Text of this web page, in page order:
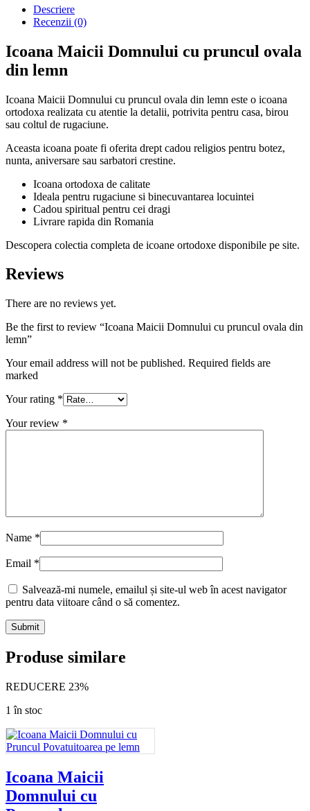
Descriere
Recenzii (0)
Icoana Maicii Domnului cu pruncul ovala
din lemn
Icoana Maicii Domnului cu pruncul ovala din lemn este o icoana
ortodoxa realizata cu atentie la detalii, potrivita pentru casa, birou
sau coltul de rugaciune.
Aceasta icoana poate fi oferita drept cadou religios pentru botez,
nunta, aniversare sau sarbatori crestine.
Icoana ortodoxa de calitate
Ideala pentru rugaciune si binecuvantarea locuintei
Cadou spiritual pentru cei dragi
Livrare rapida din Romania
Descopera colectia completa de icoane ortodoxe disponibile pe site.
Reviews
There are no reviews yet.
Be the first to review “Icoana Maicii Domnului cu pruncul ovala din
lemn”
Your email address will not be published. Required fields are
marked
Your rating *
Your review *
Name *
Email *
Salvează-mi numele, emailul și site-ul web în acest navigator
pentru data viitoare când o să comentez.
Produse similare
REDUCERE 23%
1 în stoc
Icoana Maicii
Domnului cu